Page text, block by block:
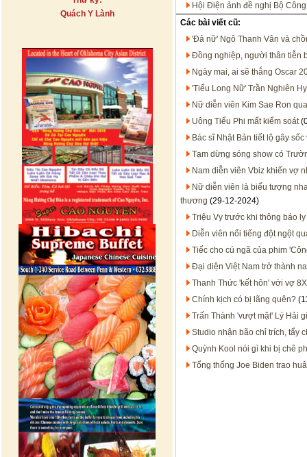
Quách Y Lành
Hội Điện ảnh đề nghị Bộ
Các bài viết cũ:
'Đả nữ' Ngô Thanh Vân và
Đồng nghiệp, người thân tiễn
Ngày mai, ai sẽ thắng Oscar
'Tiểu Long Nữ' Trần Nghiên
Nữ diễn viên Kim Sae Ron
Uông Tiểu Phi mất kiểm soát
Bác sĩ Nhật Bản tiết lộ gây
Tạm dừng sóng show có
Nam diễn viên Vbiz khiến vợ
Nữ diễn viên là biểu tượng
thương (29-12-2024)
Triệu Vy trước khi thông báo
Diễn viên nổi tiếng đột ngột
Tiếc cho cú ngã của phim
Đại diện Việt Nam trở thành
Thanh Thức 'kết hôn' với vợ
Chính kịch có bị lãng quên?
Trấn Thành 'vượt mặt' Lý Hải
Studio nhận bão chỉ trích, tẩy
Quỳnh Kool nói gì khi bị chê
Tổng thống Joe Biden trao